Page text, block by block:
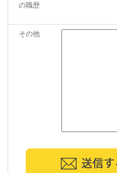
の職歴
その他